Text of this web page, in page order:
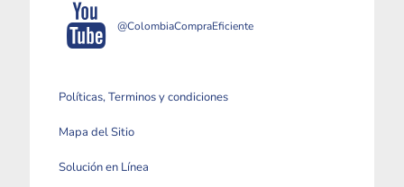
@ColombiaCompraEficiente
Políticas, Terminos y condiciones
Mapa del Sitio
Solución en Línea